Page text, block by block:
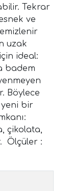
Tekrar
ve
uzak
ideal:
badem
Böylece
bir
çikolata,
Ölçüler :